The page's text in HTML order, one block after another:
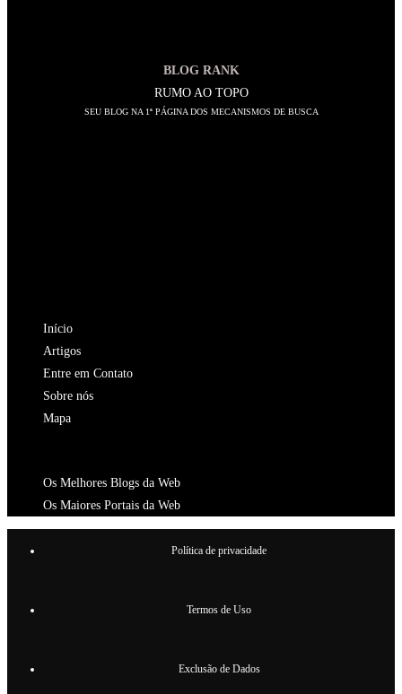
BLOG RANK
RUMO AO TOPO
SEU BLOG NA 1ª PÁGINA DOS MECANISMOS DE BUSCA
aba
nova
aba
Início
Artigos
Entre em Contato
Sobre nós
Mapa
Os Melhores Blogs da Web
Os Maiores Portais da Web
Política de privacidade
Termos de Uso
Exclusão de Dados